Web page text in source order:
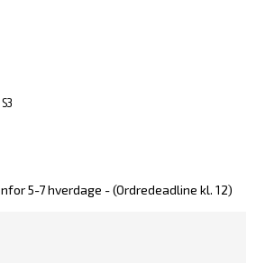
5-7 hverdage - (Ordredeadline kl. 12)